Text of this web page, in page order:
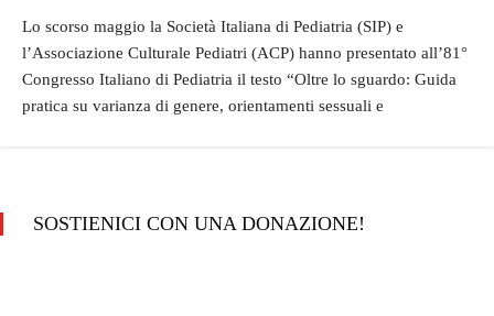
Lo scorso maggio la Società Italiana di Pediatria (SIP) e
l’Associazione Culturale Pediatri (ACP) hanno presentato all’81°
Congresso Italiano di Pediatria il testo “Oltre lo sguardo: Guida
pratica su varianza di genere, orientamenti sessuali e
SOSTIENICI CON UNA DONAZIONE!